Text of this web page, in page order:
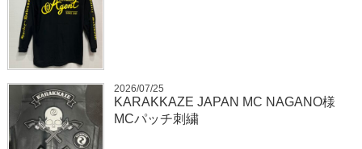
2026/07/25
KARAKKAZE JAPAN MC NAGANO様
MCパッチ刺繍